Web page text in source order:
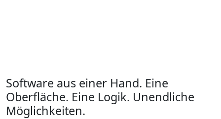
Software aus einer Hand. Eine
Oberfläche. Eine Logik. Unendliche
Möglichkeiten.